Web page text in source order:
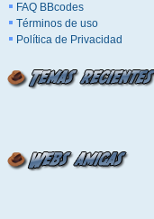
FAQ BBcodes
Términos de uso
Política de Privacidad